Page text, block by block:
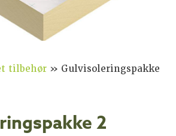
tilbehør » Gulvisoleringspakke
2